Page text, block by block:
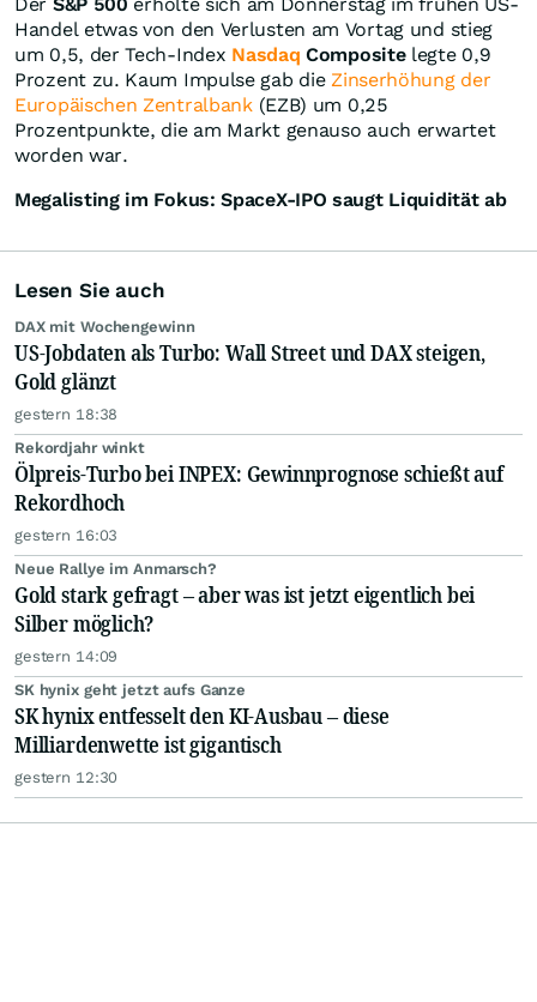
Handel etwas von den Verlusten am Vortag und stieg
um 0,5, der Tech-Index Nasdaq Compositelegte 0,9
Prozent zu. Kaum Impulse gab dieZinserhöhung der
Europäischen Zentralbank(EZB) um 0,25
Prozentpunkte, die am Markt genauso auch erwartet
worden war.
Megalisting im Fokus: SpaceX-IPO saugt Liquidität ab
Lesen Sie auch
DAX mit Wochengewinn
US-Jobdaten als Turbo: Wall Street und DAX steigen,
Gold glänzt
gestern 18:38
Rekordjahr winkt
Ölpreis-Turbo bei INPEX: Gewinnprognose schießt auf
Rekordhoch
gestern 16:03
Neue Rallye im Anmarsch?
Gold stark gefragt – aber was ist jetzt eigentlich bei
Silber möglich?
gestern 14:09
SK hynix geht jetzt aufs Ganze
SK hynix entfesselt den KI-Ausbau – diese
Milliardenwette ist gigantisch
gestern 12:30